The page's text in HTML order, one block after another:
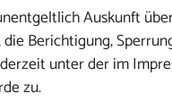
Auskunft
Berichtigung,
unter der im
zu.